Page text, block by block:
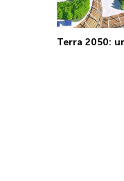
Terra 2050: